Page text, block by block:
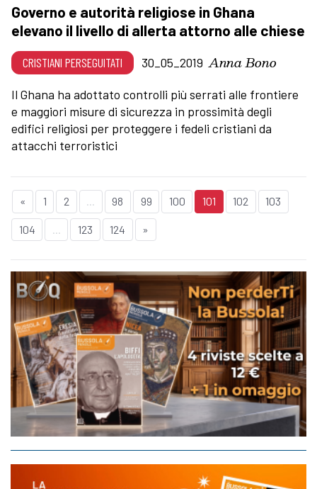
Governo e autorità religiose in Ghana
elevano il livello di allerta attorno alle chiese
CRISTIANI PERSEGUITATI 30_05_2019 Anna Bono
Il Ghana ha adottato controlli più serrati alle frontiere
e maggiori misure di sicurezza in prossimità degli
edifici religiosi per proteggere i fedeli cristiani da
attacchi terroristici
« 1 2 ... 98 99 100 101 102 103
104 123 124 »